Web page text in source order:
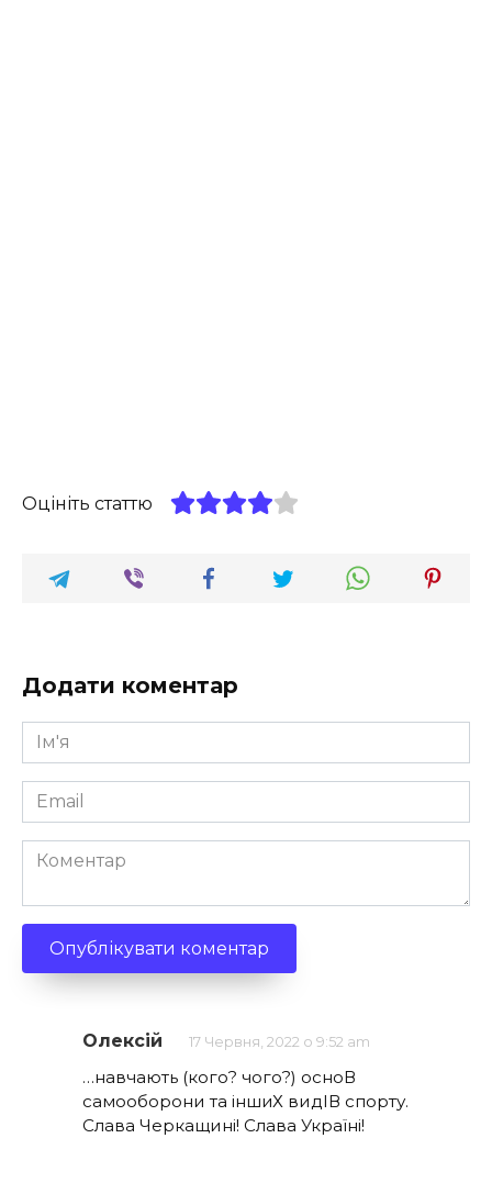
Оцініть статтю
Додати коментар
Ім'я
*
Email
*
Коментар
Олексій 17 Червня, 2022 о 9:52 am
…навчають (кого? чого?) осноВ
самооборони та іншиХ видІВ спорту.
Слава Черкащині! Слава Україні!